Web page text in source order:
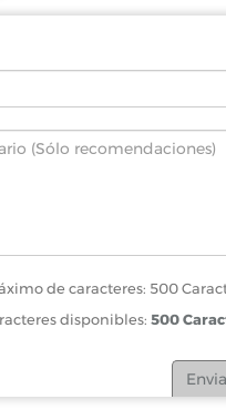
de caracteres: 500
disponibles: 500